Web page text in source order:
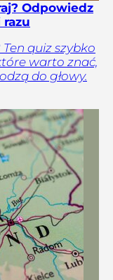
Odpowiedz
quiz szybko
warto znać,
do głowy.